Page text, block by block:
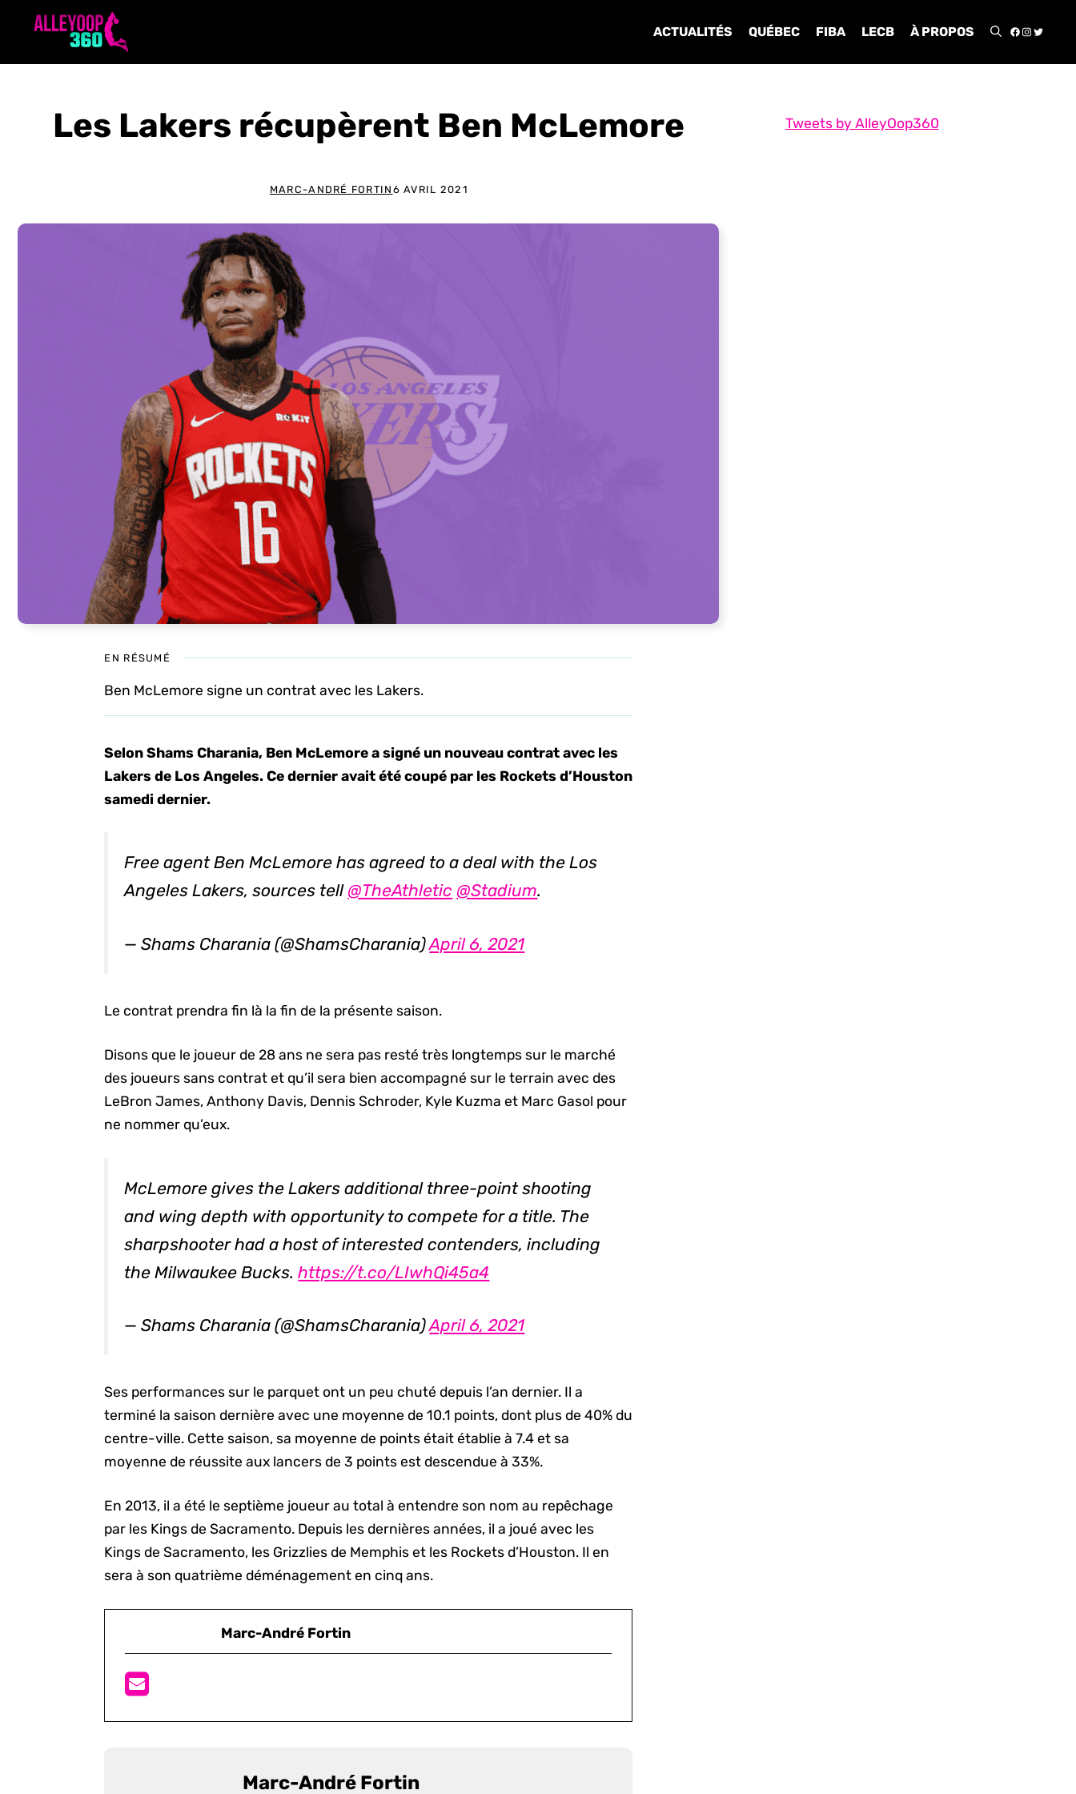
ACTUALITÉS QUÉBEC FIBA LECB À PROPOS
Les Lakers récupèrent Ben McLemore
MARC-ANDRÉ FORTIN 6 AVRIL 2021
EN RÉSUMÉ
Ben McLemore signe un contrat avec les Lakers.
Selon Shams Charania, Ben McLemore a signé un nouveau contrat avec les
Lakers de Los Angeles. Ce dernier avait été coupé par les Rockets d’Houston
samedi dernier.
Free agent Ben McLemore has agreed to a deal with the Los
Angeles Lakers, sources tell @TheAthletic @Stadium.
— Shams Charania (@ShamsCharania)April 6, 2021
Le contrat prendra fin là la fin de la présente saison.
Disons que le joueur de 28 ans ne sera pas resté très longtemps sur le marché
des joueurs sans contrat et qu’il sera bien accompagné sur le terrain avec des
LeBron James, Anthony Davis, Dennis Schroder, Kyle Kuzma et Marc Gasol pour
ne nommer qu’eux.
McLemore gives the Lakers additional three-point shooting
and wing depth with opportunity to compete for a title. The
sharpshooter had a host of interested contenders, including
the Milwaukee Bucks.https://t.co/LIwhQi45a4
— Shams Charania (@ShamsCharania)April 6, 2021
Ses performances sur le parquet ont un peu chuté depuis l’an dernier. Il a
terminé la saison dernière avec une moyenne de 10.1 points, dont plus de 40% du
centre-ville. Cette saison, sa moyenne de points était établie à 7.4 et sa
moyenne de réussite aux lancers de 3 points est descendue à 33%.
En 2013, il a été le septième joueur au total à entendre son nom au repêchage
par les Kings de Sacramento. Depuis les dernières années, il a joué avec les
Kings de Sacramento, les Grizzlies de Memphis et les Rockets d’Houston. Il en
sera à son quatrième déménagement en cinq ans.
Marc-André Fortin
Marc-André Fortin
Tweets by AlleyOop360